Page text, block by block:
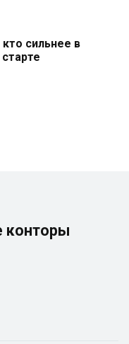
сильнее в
конторы